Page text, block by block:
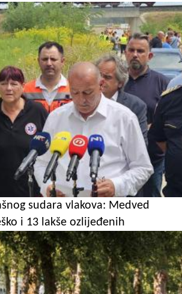
sudara vlakova: Medved
i 13 lakše ozlijeđenih